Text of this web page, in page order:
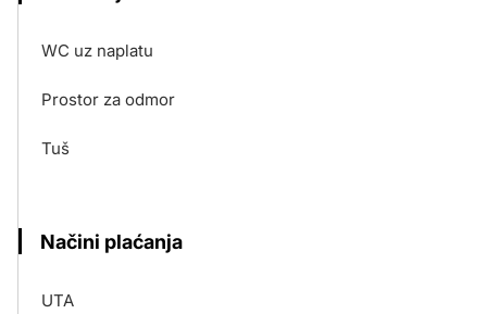
WC uz naplatu
Prostor za odmor
Tuš
Načini plaćanja
UTA